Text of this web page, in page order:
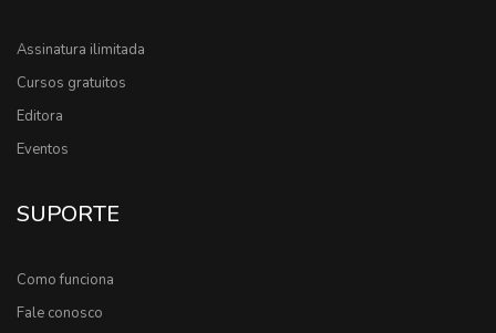
Assinatura ilimitada
Cursos gratuitos
Editora
Eventos
SUPORTE
Como funciona
Fale conosco